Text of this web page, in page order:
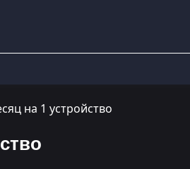
на 1 устройство